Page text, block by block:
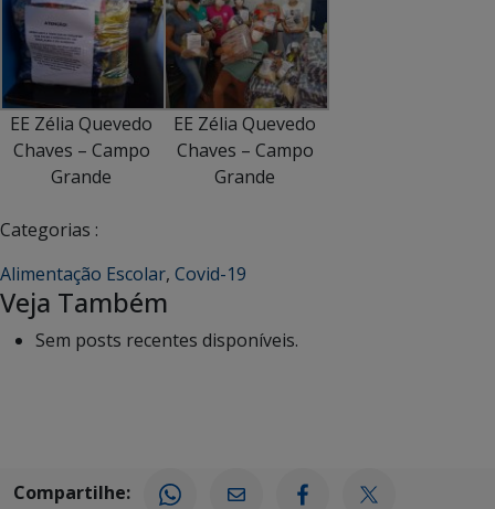
EE Zélia Quevedo
Chaves – Campo
Grande
EE Zélia Quevedo
Chaves – Campo
Grande
Categorias :
Alimentação Escolar, Covid-19
Veja Também
Sem posts recentes disponíveis.
Compartilhe: